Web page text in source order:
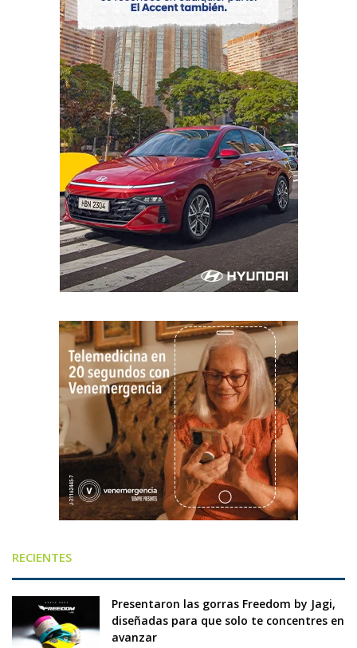
RECIENTES
Presentaron las gorras Freedom by Jagi,
diseñadas para que solo te concentres en
avanzar